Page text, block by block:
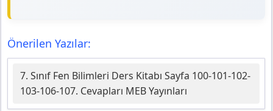
Önerilen Yazılar:
7. Sınıf Fen Bilimleri Ders Kitabı Sayfa 100-101-102-
103-106-107. Cevapları MEB Yayınları